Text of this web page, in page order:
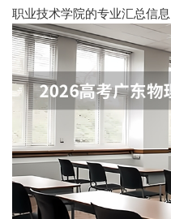
职业技术学院的专业汇总信